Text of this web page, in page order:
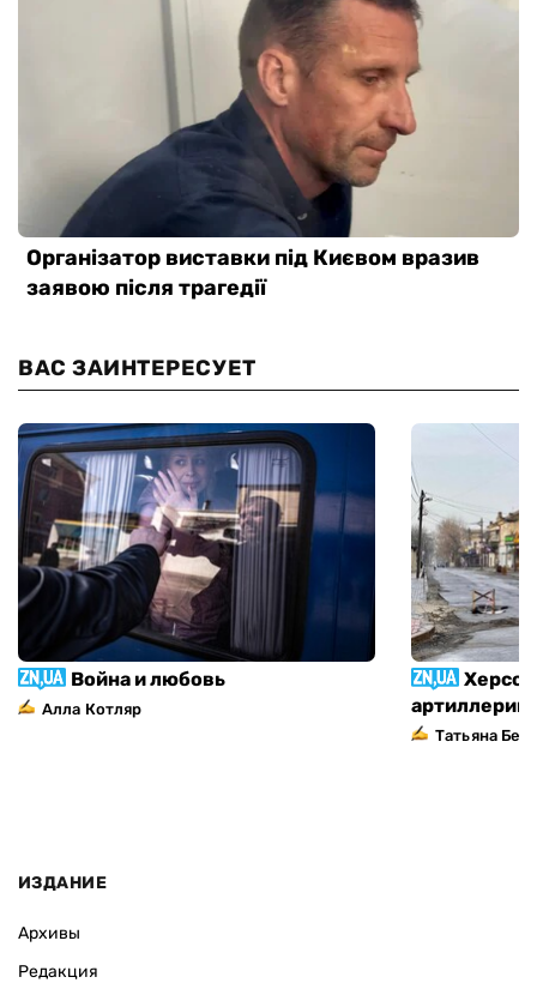
ВАС ЗАИНТЕРЕСУЕТ
Война и любовь
Алла Котляр
Татьяна
ИЗДАНИЕ
Архивы
Редакция